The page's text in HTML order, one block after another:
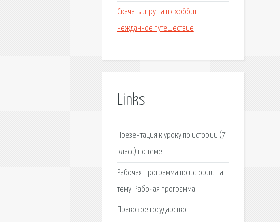
Скачать игру на пк хоббит
нежданное путешествие
Links
Презентация к уроку по истории (7
класс) по теме.
Рабочая программа по истории на
тему: Рабочая программа.
Правовое государство —